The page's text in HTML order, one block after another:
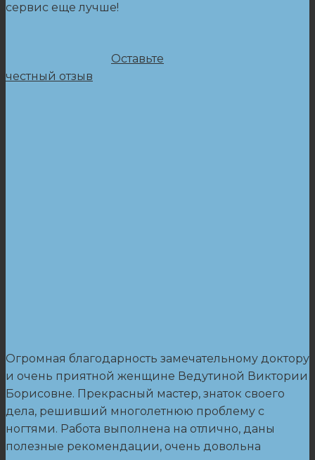
сервис еще лучше!
Оставьте
честный отзыв
Огромная благодарность замечательному доктору
и очень приятной женщине Ведутиной Виктории
Борисовне. Прекрасный мастер, знаток своего
дела, решивший многолетнюю проблему с
ногтями. Работа выполнена на отлично, даны
полезные рекомендации, очень довольна